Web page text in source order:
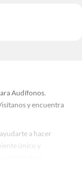
Audífonos.
y encuentra
a hacer
único y
tú.